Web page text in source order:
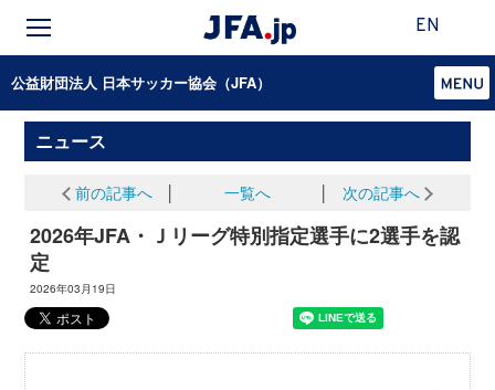
EN
公益財団法人 日本サッカー協会（JFA）
ニュース
前の記事へ 一覧へ 次の記事へ
2026年JFA・Ｊリーグ特別指定選手に2選手を認
定
2026年03月19日